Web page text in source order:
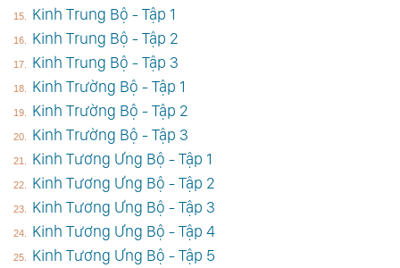
Kinh Trung Bộ - Tập 1
Kinh Trung Bộ - Tập 2
Kinh Trung Bộ - Tập 3
Kinh Trường Bộ - Tập 1
Kinh Trường Bộ - Tập 2
Kinh Trường Bộ - Tập 3
Kinh Tương Ưng Bộ - Tập 1
Kinh Tương Ưng Bộ - Tập 2
Kinh Tương Ưng Bộ - Tập 3
Kinh Tương Ưng Bộ - Tập 4
Kinh Tương Ưng Bộ - Tập 5